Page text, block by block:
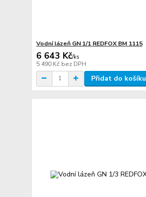
Vodní lázeň GN 1/1 REDFOX BM 1115
6 643 Kč/ks
5 490 Kč bez DPH
Přidat do košíku